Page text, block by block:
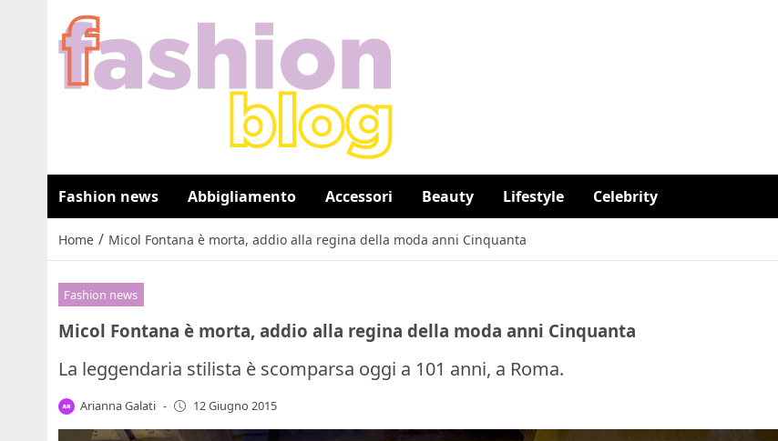
Fashion news Abbigliamento Accessori Beauty Lifestyle Celebrity
Home / Micol Fontana è morta, addio alla regina della moda anni Cinquanta
Fashion news
Micol Fontana è morta, addio alla regina della moda anni Cinquanta
La leggendaria stilista è scomparsa oggi a 101 anni, a Roma.
Arianna Galati - 12 Giugno 2015